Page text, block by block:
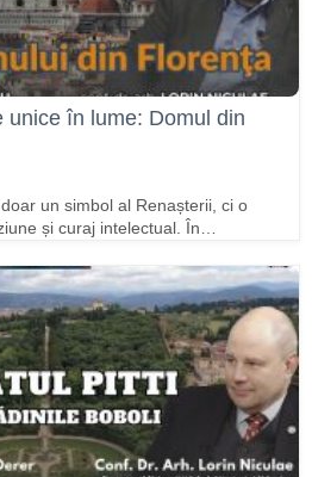
unice în lume: Domul din
un simbol al Renașterii, ci o
și curaj intelectual. În…